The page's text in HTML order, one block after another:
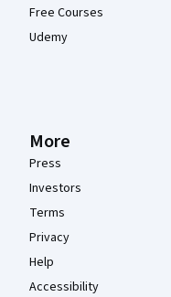
Free Courses
Udemy
More
Press
Investors
Terms
Privacy
Help
Accessibility